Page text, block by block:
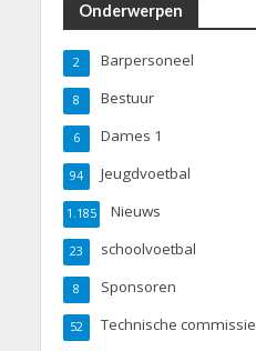
Onderwerpen
Barpersoneel
2
Bestuur
8
Dames 1
6
Jeugdvoetbal
94
Nieuws
1.185
schoolvoetbal
23
Sponsoren
8
Technische commissie
52